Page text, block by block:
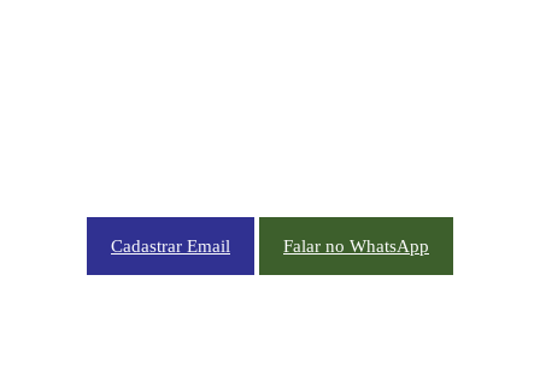
Cadastrar Email Falar no WhatsApp